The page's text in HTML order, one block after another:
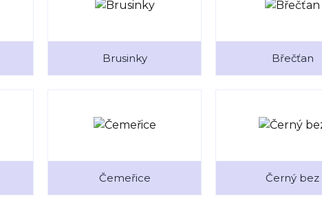
Brusinky Břečťan
Čemeřice Černý bez